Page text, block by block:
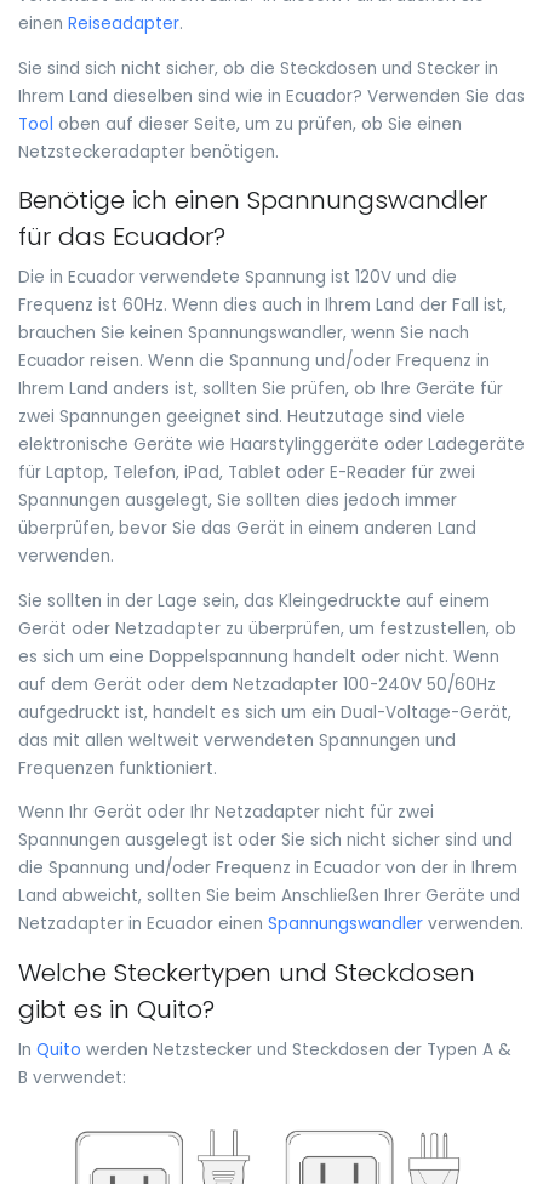
einen Reiseadapter.
Sie sind sich nicht sicher, ob die Steckdosen und Stecker in
Ihrem Land dieselben sind wie in Ecuador? Verwenden Sie das
Tool oben auf dieser Seite, um zu prüfen, ob Sie einen
Netzsteckeradapter benötigen.
Benötige ich einen Spannungswandler
für das Ecuador?
Die in Ecuador verwendete Spannung ist 120V und die
Frequenz ist 60Hz. Wenn dies auch in Ihrem Land der Fall ist,
brauchen Sie keinen Spannungswandler, wenn Sie nach
Ecuador reisen. Wenn die Spannung und/oder Frequenz in
Ihrem Land anders ist, sollten Sie prüfen, ob Ihre Geräte für
zwei Spannungen geeignet sind. Heutzutage sind viele
elektronische Geräte wie Haarstylinggeräte oder Ladegeräte
für Laptop, Telefon, iPad, Tablet oder E-Reader für zwei
Spannungen ausgelegt, Sie sollten dies jedoch immer
überprüfen, bevor Sie das Gerät in einem anderen Land
verwenden.
Sie sollten in der Lage sein, das Kleingedruckte auf einem
Gerät oder Netzadapter zu überprüfen, um festzustellen, ob
es sich um eine Doppelspannung handelt oder nicht. Wenn
auf dem Gerät oder dem Netzadapter 100-240V 50/60Hz
aufgedruckt ist, handelt es sich um ein Dual-Voltage-Gerät,
das mit allen weltweit verwendeten Spannungen und
Frequenzen funktioniert.
Wenn Ihr Gerät oder Ihr Netzadapter nicht für zwei
Spannungen ausgelegt ist oder Sie sich nicht sicher sind und
die Spannung und/oder Frequenz in Ecuador von der in Ihrem
Land abweicht, sollten Sie beim Anschließen Ihrer Geräte und
Netzadapter in Ecuador einen Spannungswandler verwenden.
Welche Steckertypen und Steckdosen
gibt es in Quito?
In Quito werden Netzstecker und Steckdosen der Typen A &
B verwendet: